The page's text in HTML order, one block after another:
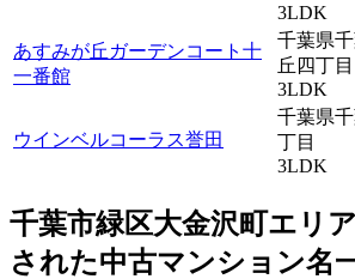
3LDK
あすみが丘ガーデンコート十
一番館
千葉県
丘四丁目
3LDK
ウインベルコーラス誉田
千葉県
丁目
3LDK
千葉市緑区大金沢町エリ
された中古マンション名